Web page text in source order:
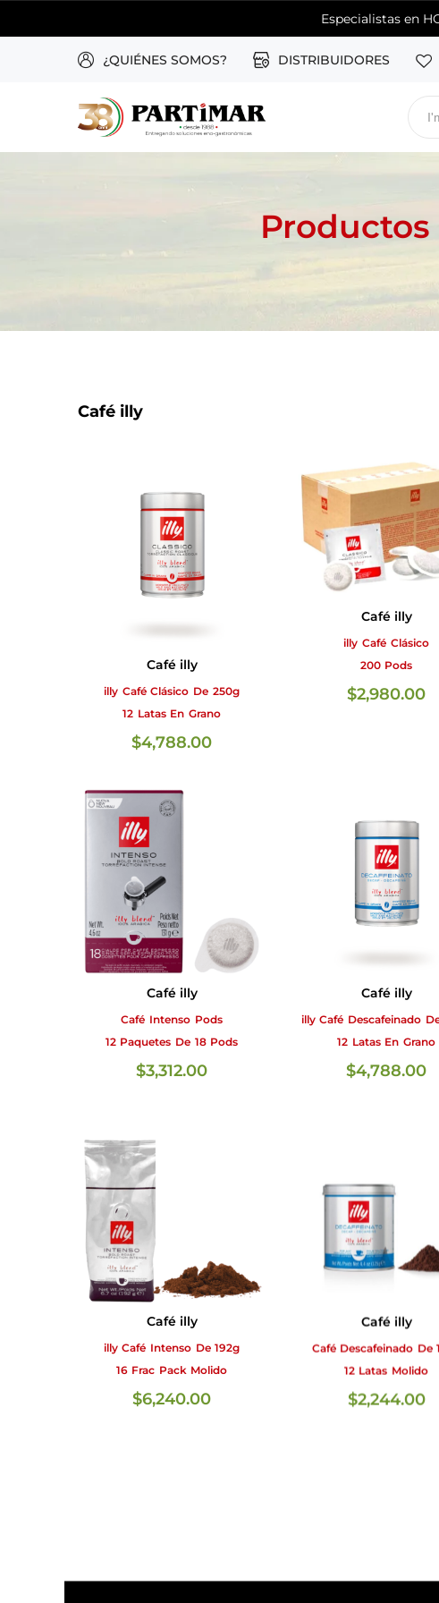
Especialistas en
¿QUIÉNES SOMOS? DISTRIBUIDORES
Café illy
Café illy
illy Café Clásico De 250g
12 Latas En Grano
$4,788.00
Café illy
illy Café Clásico
200 Pods
$2,980.00
Café illy
Café Intenso Pods
12 Paquetes De 18 Pods
$3,312.00
Café illy
illy Café Descafeinado
12 Latas En Grano
$4,788.00
Café illy
illy Café Intenso De 192g
16 Frac Pack Molido
$6,240.00
Café illy
Café Descafeinado De
12 Latas Molido
$2,244.00